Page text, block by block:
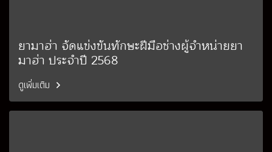
ยามาฮ่า จัดแข่งขันทักษะฝีมือช่างผู้จำหน่ายยา
มาฮ่า ประจำปี 2568
ดูเพิ่มเติม